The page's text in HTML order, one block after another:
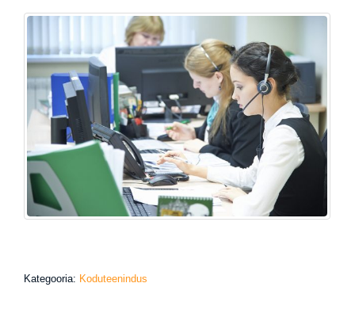
Kategooria: Koduteenindus